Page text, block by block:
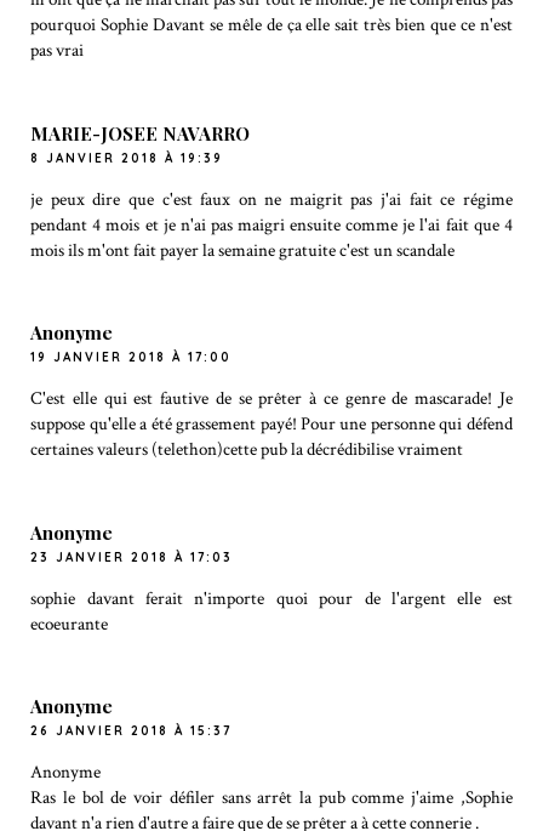
pourquoi Sophie Davant se mêle de ça elle sait très bien que ce n'est
pas vrai
MARIE-JOSEE NAVARRO
8 JANVIER 2018 À 19:39
je peux dire que c'est faux on ne maigrit pas j'ai fait ce régime
pendant 4 mois et je n'ai pas maigri ensuite comme je l'ai fait que 4
mois ils m'ont fait payer la semaine gratuite c'est un scandale
Anonyme
19 JANVIER 2018 À 17:00
C'est elle qui est fautive de se prêter à ce genre de mascarade! Je
suppose qu'elle a été grassement payé! Pour une personne qui défend
certaines valeurs (telethon)cette pub la décrédibilise vraiment
Anonyme
23 JANVIER 2018 À 17:03
sophie davant ferait n'importe quoi pour de l'argent elle est
ecoeurante
Anonyme
26 JANVIER 2018 À 15:37
Anonyme
Ras le bol de voir défiler sans arrêt la pub comme j'aime ,Sophie
davant n'a rien d'autre a faire que de se prêter a à cette connerie .